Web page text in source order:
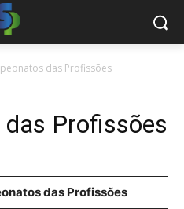
das Profissões
Profissões
das Profissões